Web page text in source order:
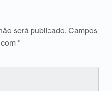
será publicado. Campos
*